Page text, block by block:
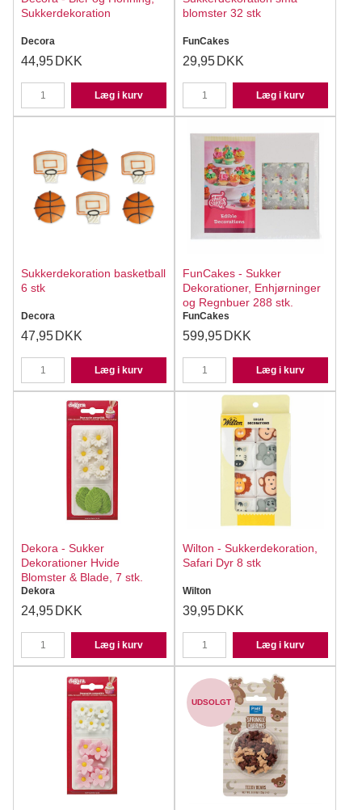
Sukkerdekoration
Decora
44,95 DKK
Læg i kurv
blomster 32 stk
FunCakes
29,95 DKK
Læg i kurv
Sukkerdekoration basketball
6 stk
Decora
47,95 DKK
Læg i kurv
FunCakes - Sukker
Dekorationer, Enhjørninger
og Regnbuer 288 stk.
FunCakes
599,95 DKK
Læg i kurv
Dekora - Sukker
Dekorationer Hvide
Blomster & Blade, 7 stk.
Dekora
24,95 DKK
Læg i kurv
Wilton - Sukkerdekoration,
Safari Dyr 8 stk
Wilton
39,95 DKK
Læg i kurv
UDSOLGT